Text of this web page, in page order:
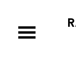
content